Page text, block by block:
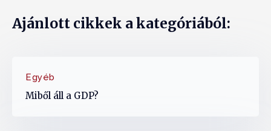
Ajánlott cikkek a kategóriából:
Egyéb
Miből áll a GDP?